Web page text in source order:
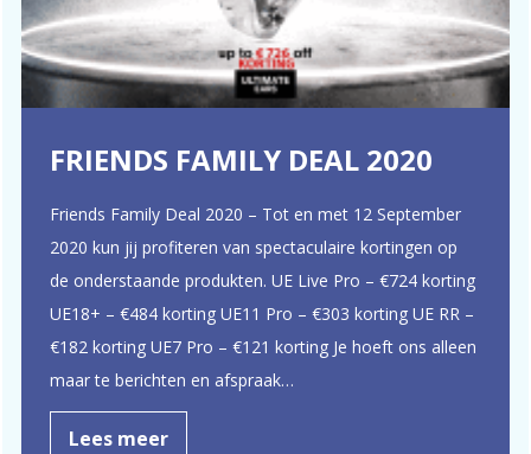
FRIENDS FAMILY DEAL 2020
Friends Family Deal 2020 – Tot en met 12 September
2020 kun jij profiteren van spectaculaire kortingen op
de onderstaande produkten. UE Live Pro – €724 korting
UE18+ – €484 korting UE11 Pro – €303 korting UE RR –
€182 korting UE7 Pro – €121 korting Je hoeft ons alleen
maar te berichten en afspraak…
Lees meer